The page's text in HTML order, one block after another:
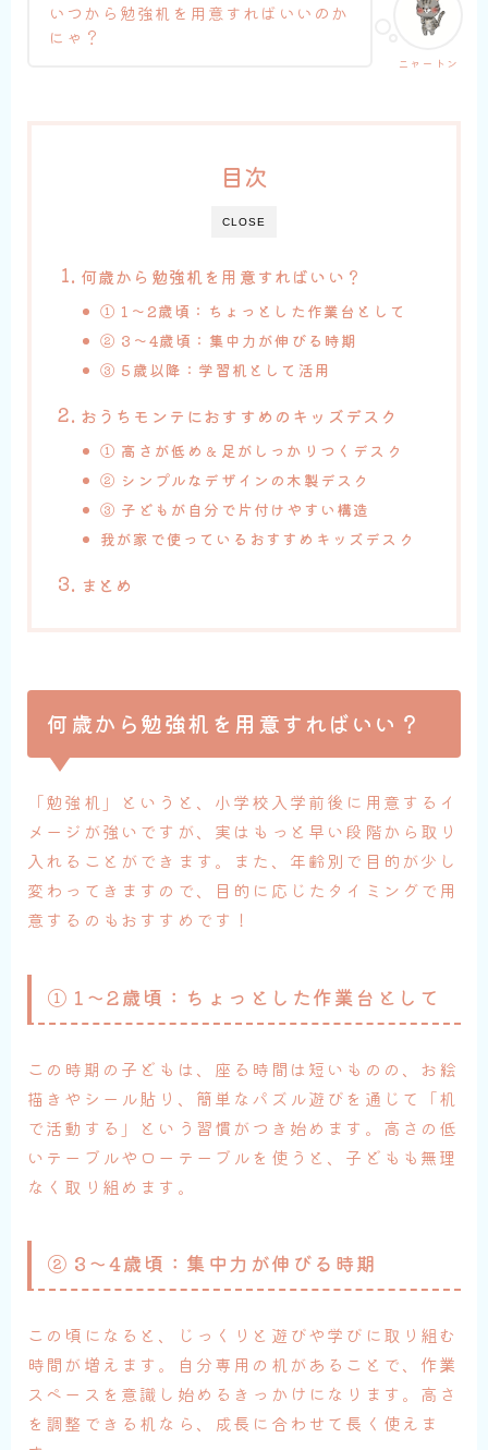
ニャートン
いつから勉強机を用意すればいいのか
にゃ？
CLOSE
目次
何歳から勉強机を用意すればいい？
① 1〜2歳頃：ちょっとした作業台として
② 3〜4歳頃：集中力が伸びる時期
③ 5歳以降：学習机として活用
おうちモンテにおすすめのキッズデスク
① 高さが低め＆足がしっかりつくデスク
② シンプルなデザインの木製デスク
③ 子どもが自分で片付けやすい構造
我が家で使っているおすすめキッズデスク
まとめ
何歳から勉強机を用意すればいい？
「勉強机」というと、小学校入学前後に用意するイ
メージが強いですが、実はもっと早い段階から取り
入れることができます。また、年齢別で目的が少し
変わってきますので、目的に応じたタイミングで用
意するのもおすすめです！
① 1〜2歳頃：ちょっとした作業台として
この時期の子どもは、座る時間は短いものの、お絵
描きやシール貼り、簡単なパズル遊びを通じて「机
で活動する」という習慣がつき始めます。高さの低
いテーブルやローテーブルを使うと、子どもも無理
なく取り組めます。
② 3〜4歳頃：集中力が伸びる時期
この頃になると、じっくりと遊びや学びに取り組む
時間が増えます。自分専用の机があることで、作業
スペースを意識し始めるきっかけになります。高さ
を調整できる机なら、成長に合わせて長く使えま